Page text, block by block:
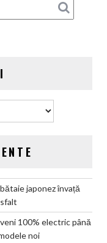
din
Germania
japonez învață
100% electric până
noi